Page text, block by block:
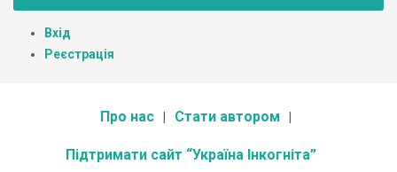
Вхід
Реєстрація
Про нас Стати автором
Підтримати сайт “Україна Інкогніта”